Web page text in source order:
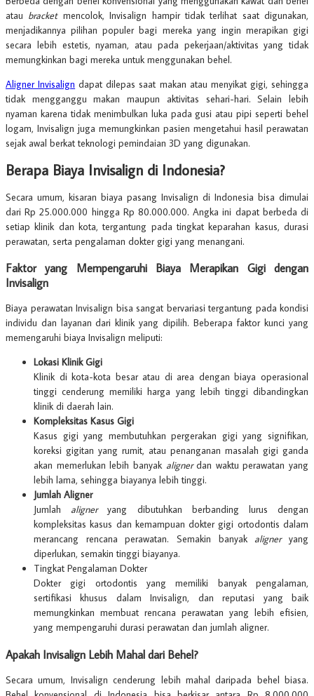
atau bracketmencolok, Invisalign hampir tidak terlihat saat digunakan,
menjadikannya pilihan populer bagi mereka yang ingin merapikan gigi
secara lebih estetis, nyaman, atau pada pekerjaan/aktivitas yang tidak
memungkinkan bagi mereka untuk menggunakan behel.
Aligner Invisalign dapat dilepas saat makan atau menyikat gigi, sehingga
tidak mengganggu makan maupun aktivitas sehari-hari. Selain lebih
nyaman karena tidak menimbulkan luka pada gusi atau pipi seperti behel
logam, Invisalign juga memungkinkan pasien mengetahui hasil perawatan
sejak awal berkat teknologi pemindaian 3D yang digunakan.
Berapa Biaya Invisalign di Indonesia?
Secara umum, kisaran biaya pasang Invisalign di Indonesia bisa dimulai
dari Rp 25.000.000 hingga Rp 80.000.000. Angka ini dapat berbeda di
setiap klinik dan kota, tergantung pada tingkat keparahan kasus, durasi
perawatan, serta pengalaman dokter gigi yang menangani.
Faktor yang Mempengaruhi Biaya Merapikan Gigi dengan
Invisalign
Biaya perawatan Invisalign bisa sangat bervariasi tergantung pada kondisi
individu dan layanan dari klinik yang dipilih. Beberapa faktor kunci yang
memengaruhi biaya Invisalign meliputi:
Lokasi Klinik Gigi
Klinik di kota-kota besar atau di area dengan biaya operasional
tinggi cenderung memiliki harga yang lebih tinggi dibandingkan
klinik di daerah lain.
Kompleksitas Kasus Gigi
Kasus gigi yang membutuhkan pergerakan gigi yang signifikan,
koreksi gigitan yang rumit, atau penanganan masalah gigi ganda
akan memerlukan lebih banyak alignerdan waktu perawatan yang
lebih lama, sehingga biayanya lebih tinggi.
Jumlah Aligner
Jumlah aligneryang dibutuhkan berbanding lurus dengan
kompleksitas kasus dan kemampuan dokter gigi ortodontis dalam
merancang rencana perawatan. Semakin banyak aligneryang
diperlukan, semakin tinggi biayanya.
Tingkat Pengalaman Dokter
Dokter gigi ortodontis yang memiliki banyak pengalaman,
sertifikasi khusus dalam Invisalign, dan reputasi yang baik
memungkinkan membuat rencana perawatan yang lebih efisien,
yang mempengaruhi durasi perawatan dan jumlah aligner.
Apakah Invisalign Lebih Mahal dari Behel?
Secara umum, Invisalign cenderung lebih mahal daripada behel biasa.